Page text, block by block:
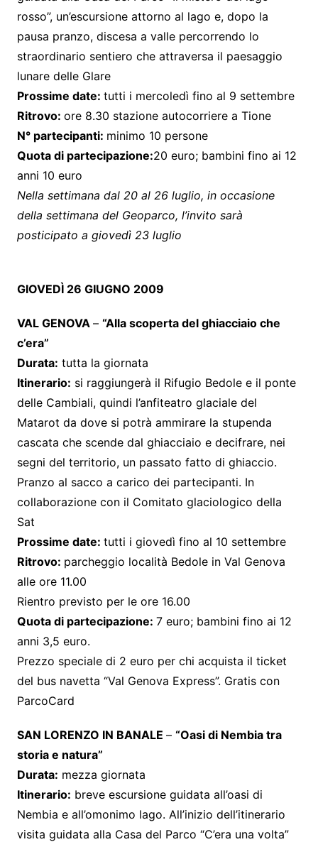
rosso”, un’escursione attorno al lago e, dopo la
pausa pranzo, discesa a valle percorrendo lo
straordinario sentiero che attraversa il paesaggio
lunare delle Glare
Prossime date: tutti i mercoledì fino al 9 settembre
Ritrovo: ore 8.30 stazione autocorriere a Tione
N° partecipanti: minimo 10 persone
Quota di partecipazione:20 euro; bambini fino ai 12
anni 10 euro
Nella settimana dal 20 al 26 luglio, in occasione
della settimana del Geoparco, l’invito sarà
posticipato a giovedì 23 luglio
GIOVEDÌ 26 GIUGNO 2009
VAL GENOVA – “Alla scoperta del ghiacciaio che
c’era”
Durata: tutta la giornata
Itinerario: si raggiungerà il Rifugio Bedole e il ponte
delle Cambiali, quindi l’anfiteatro glaciale del
Matarot da dove si potrà ammirare la stupenda
cascata che scende dal ghiacciaio e decifrare, nei
segni del territorio, un passato fatto di ghiaccio.
Pranzo al sacco a carico dei partecipanti. In
collaborazione con il Comitato glaciologico della
Sat
Prossime date: tutti i giovedì fino al 10 settembre
Ritrovo: parcheggio località Bedole in Val Genova
alle ore 11.00
Rientro previsto per le ore 16.00
Quota di partecipazione: 7 euro; bambini fino ai 12
anni 3,5 euro.
Prezzo speciale di 2 euro per chi acquista il ticket
del bus navetta “Val Genova Express”. Gratis con
ParcoCard
SAN LORENZO IN BANALE – “Oasi di Nembia tra
storia e natura”
Durata: mezza giornata
Itinerario: breve escursione guidata all’oasi di
Nembia e all’omonimo lago. All’inizio dell’itinerario
visita guidata alla Casa del Parco “C’era una volta”